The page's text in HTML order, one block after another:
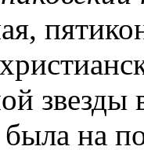
звезды
на